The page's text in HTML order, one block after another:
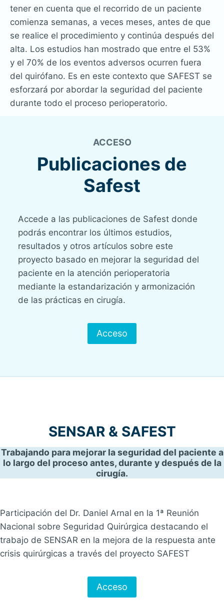
tener en cuenta que el recorrido de un paciente
comienza semanas, a veces meses, antes de que
se realice el procedimiento y continúa después del
alta. Los estudios han mostrado que entre el 53%
y el 70% de los eventos adversos ocurren fuera
del quirófano. Es en este contexto que SAFEST se
esforzará por abordar la seguridad del paciente
durante todo el proceso perioperatorio.
ACCESO
Publicaciones de
Safest
Accede a las publicaciones de Safest donde
podrás encontrar los últimos estudios,
resultados y otros artículos sobre este
proyecto basado en mejorar la seguridad del
paciente en la atención perioperatoria
mediante la estandarización y armonización
de las prácticas en cirugía.
Acceso
SENSAR & SAFEST
Trabajando para mejorar la seguridad del paciente a
lo largo del proceso antes, durante y después de la
cirugía.
Participación del Dr. Daniel Arnal en la 1ª Reunión
Nacional sobre Seguridad Quirúrgica destacando el
trabajo de SENSAR en la mejora de la respuesta ante
crisis quirúrgicas a través del proyecto SAFEST
Acceso